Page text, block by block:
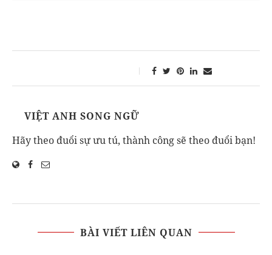
VIỆT ANH SONG NGỮ
Hãy theo đuổi sự ưu tú, thành công sẽ theo đuổi bạn!
BÀI VIẾT LIÊN QUAN